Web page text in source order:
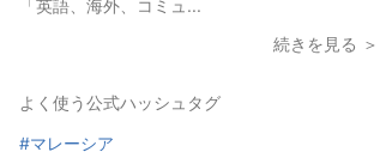
「英語、海外、コミュ...
続きを見る ＞
よく使う公式ハッシュタグ
#マレーシア